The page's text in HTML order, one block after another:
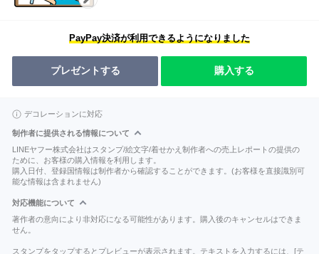
PayPay決済が利用できるようになりました
プレゼントする 購入する
デコレーションに対応
制作者に提供される情報について
LINEヤフー株式会社はスタンプ/絵文字/着せかえ制作者への売上レポートの提供の
ために、お客様の購入情報を利用します。
購入日付、登録国情報は制作者から確認することができます。(お客様を直接識別可
能な情報は含まれません)
対応機能について
著作者の意向により非対応になる可能性があります。購入後のキャンセルはできま
せん。
スタンプをタップするとプレビューが表示されます。テキストを入力するには、[テ